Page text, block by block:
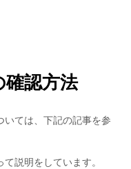
確認方法
いては、下記の記事を参
説明をしています。